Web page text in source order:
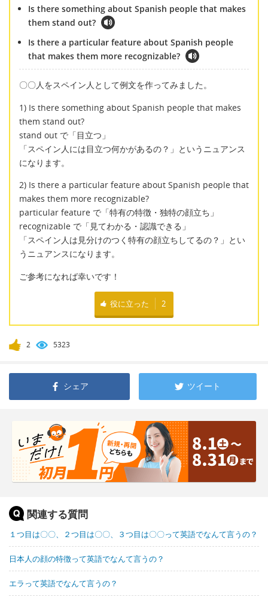
Is there something about Spanish people that makes
them stand out?
Is there a particular feature about Spanish people
that makes them more recognizable?
〇〇人をスペイン人として例文を作ってみました。
1) Is there something about Spanish people that makes
them stand out?
stand out で「目立つ」
「スペイン人には目立つ何かがあるの？」というニュアンス
になります。
2) Is there a particular feature about Spanish people that
makes them more recognizable?
particular feature で「特有の特徴・独特の顔立ち」
recognizable で「見てわかる・認識できる」
「スペイン人は見分けのつく特有の顔立ちしてるの？」とい
うニュアンスになります。
ご参考になれば幸いです！
役に立った 2
2 5323
シェア ツイート
関連する質問
１つ目は〇〇、２つ目は〇〇、３つ目は〇〇って英語でなんて言うの？
日本人の顔の特徴って英語でなんて言うの？
エラって英語でなんて言うの？